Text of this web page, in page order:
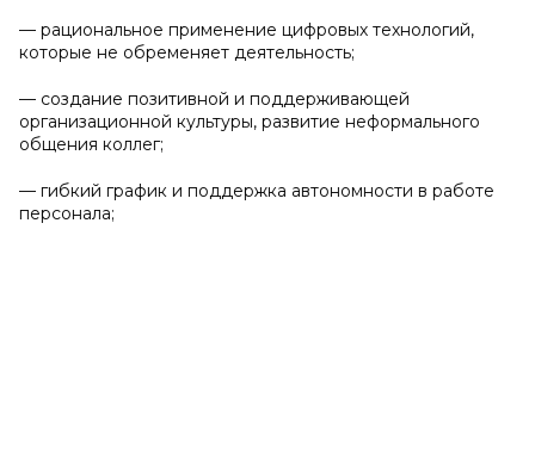
— рациональное применение цифровых технологий,
которые не обременяет деятельность;
— создание позитивной и поддерживающей
организационной культуры, развитие неформального
общения коллег;
— гибкий график и поддержка автономности в работе
персонала;